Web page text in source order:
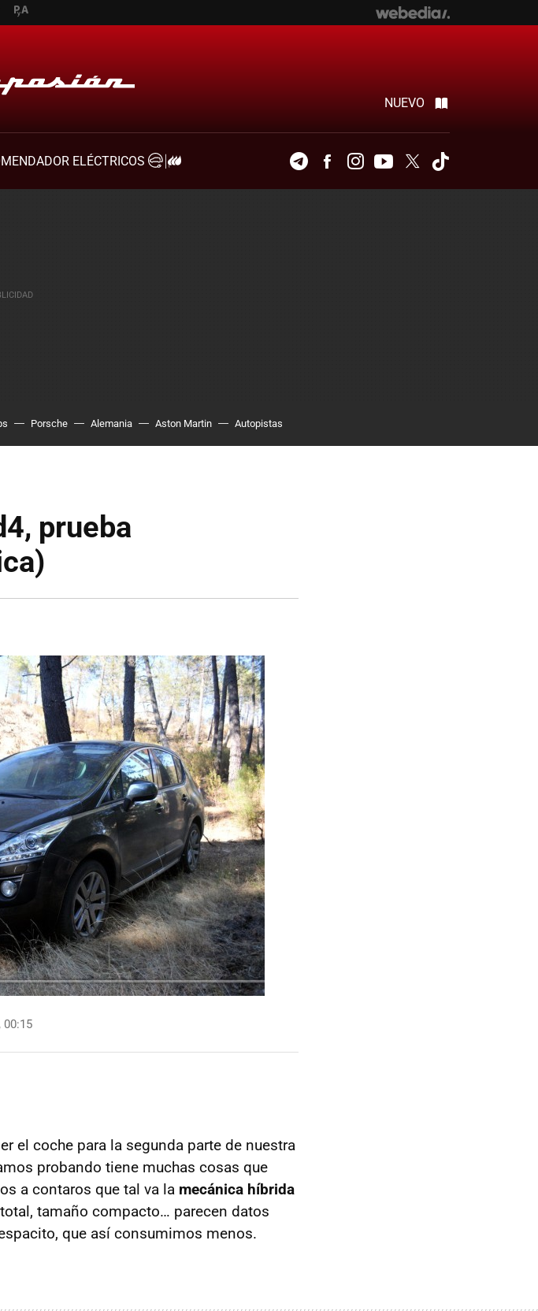
NUEVO
ELÉCTRICOS
TelegramFacebookInstagramYoutubeTwitter
Porsche Alemania Aston Martin Autopistas
prueba
00:15
el coche para la segunda parte de nuestra
probando tiene muchas cosas que
a contaros que tal va la mecánica híbrida
tamaño compacto… parecen datos
que así consumimos menos.